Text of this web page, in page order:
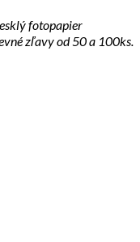
fotopapier
zľavy od 50 a 100ks.